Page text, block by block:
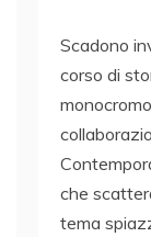
Scadono
corso di
che
tema